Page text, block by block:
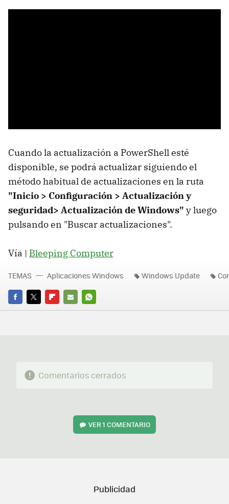
Cuando la actualización a PowerShell esté
disponible, se podrá actualizar siguiendo el
método habitual de actualizaciones en la ruta
"Inicio > Configuración > Actualización y
seguridad> Actualización de Windows" y luego
pulsando en "Buscar actualizaciones".
Vía | Bleeping Computer
FACEBOOK
TWITTERFLIPBOARD
E-
WHATSAPP
TEMAS Aplicaciones Windows Windows Update
Comentarios cerrados
VER1 COMENTARIO